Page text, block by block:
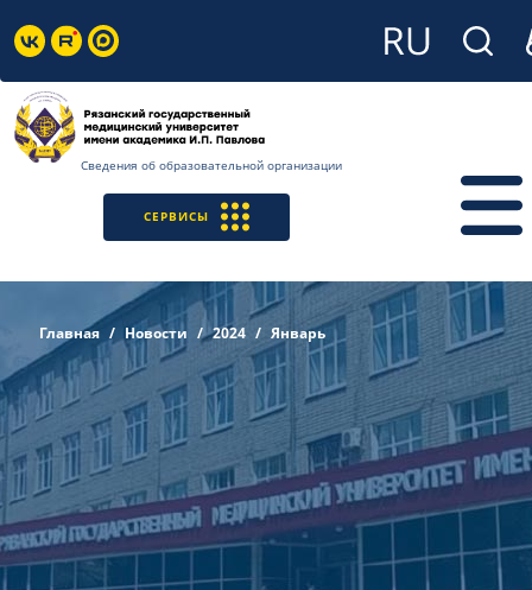
Сведения об образовательной организации
СЕРВИСЫ
Главная Новости 2024 Январь